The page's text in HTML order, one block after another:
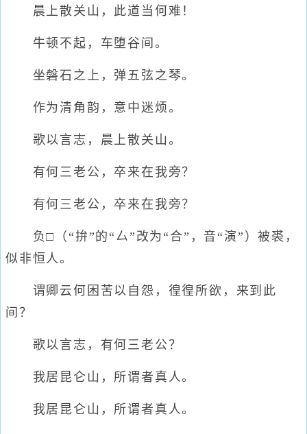
晨上散关山，此道当何难！
牛顿不起，车堕谷间。
坐磐石之上，弹五弦之琴。
作为清角韵，意中迷烦。
歌以言志，晨上散关山。
有何三老公，卒来在我旁？
有何三老公，卒来在我旁？
负□（“拚”的“厶”改为“合”，音“演”）被裘，
似非恒人。
谓卿云何困苦以自怨，徨徨所欲，来到此
间？
歌以言志，有何三老公？
我居昆仑山，所谓者真人。
我居昆仑山，所谓者真人。